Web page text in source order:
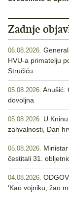
Zadnje
06.08.2026.
HVU-a primatelju
Stručiću
05.08.2026. Anušić:
dovoljna
05.08.2026. U
zahvalnosti, Dan
05.08.2026.
čestitali 31.
04.08.2026.
‘Kao vojniku, žao